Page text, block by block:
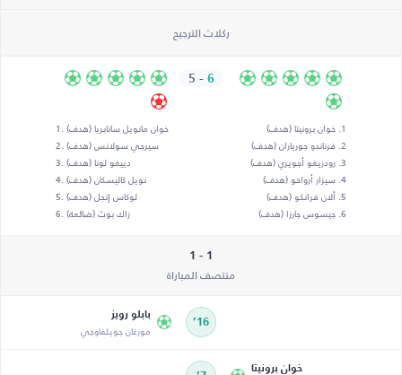
ركلات الترجيح
خوان برونيتا (هدف)
فرناندو جورياران (هدف)
رودريغو أجويري (هدف)
سيزار أرواخو (هدف)
ألان فرانكو (هدف)
جيسوس جارزا (هدف)
6
-
5
خوان مانويل سانابريا (هدف)
سيرجي سولانس (هدف)
دييغو لونا (هدف)
نويل كاليسكان (هدف)
لوكاس إنجل (هدف)
زاك بوث (ضائعة)
1 - 1
منتصف المباراة
16’
بابلو رويز
مورغان جويلفاوجي
خوان برونيتا